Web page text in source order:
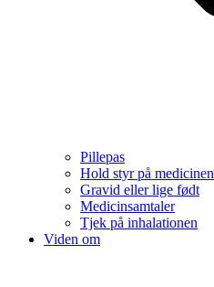
Pillepas
Hold styr på medicinen
Gravid eller lige født
Medicinsamtaler
Tjek på inhalationen
Viden om